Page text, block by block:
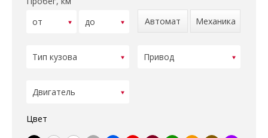
Автомат
Механика
Цвет